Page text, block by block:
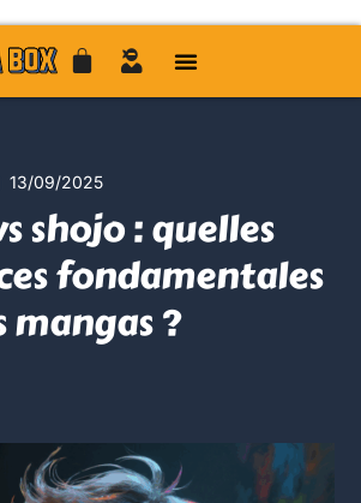
13/09/2025
shojo : quelles
fondamentales
mangas ?